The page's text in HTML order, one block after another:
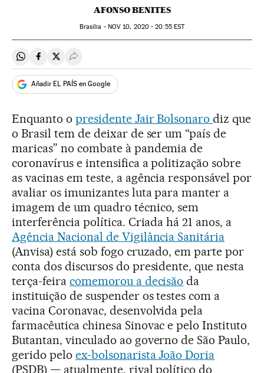
AFONSO BENITES
Brasília - NOV 10, 2020 - 20:55EST
Compartir en Whatsapp
Compartir en Facebook
Compartir en Twitter
Desplegar Redes Sociales
Añadir EL PAÍS en Google
Enquanto o presidente Jair Bolsonarodiz que
o Brasil tem de deixar de ser um “país de
maricas” no combate à pandemia de
coronavírus e intensifica a politização sobre
as vacinas em teste, a agência responsável por
avaliar os imunizantes luta para manter a
imagem de um quadro técnico, sem
interferência política. Criada há 21 anos, a
Agência Nacional de Vigilância Sanitária
(Anvisa) está sob fogo cruzado, em parte por
conta dos discursos do presidente, que nesta
terça-feira comemorou a decisão da
instituição de suspender os testes com a
vacina Coronavac, desenvolvida pela
farmacêutica chinesa Sinovac e pelo Instituto
Butantan, vinculado ao governo de São Paulo,
gerido pelo ex-bolsonarista João Doria
(PSDB) — atualmente, rival político do